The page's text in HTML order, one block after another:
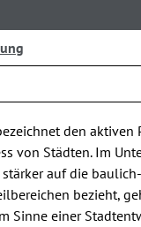
den aktiven
von Städten. Im
stärker auf die
bezieht,
Sinne einer